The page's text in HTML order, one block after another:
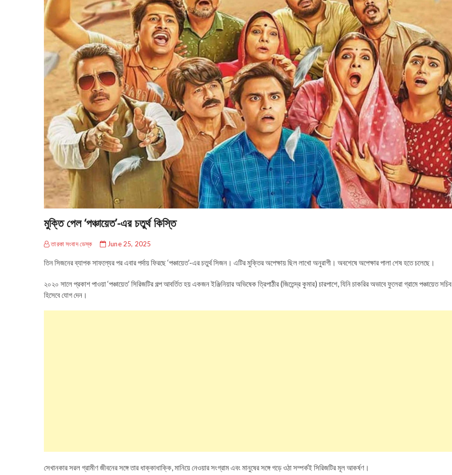
মুক্তি পেল ‘পঞ্চায়েত’-এর চতুর্থ কিস্তি
তারকা সংবাদ ডেস্ক June 25, 2025
তিন সিজনের ব্যাপক সাফল্যের পর এবার পর্দায় ফিরছে ‘পঞ্চায়েত’-এর চতুর্থ সিজন। এটির মুক্তির অপেক্ষায় ছিল লাখো অনুরাগী। অবশেষে অপেক্ষার পালা শেষ হতে চলেছে।
২০২০ সালে প্রকাশ পাওয়া ‘পঞ্চায়েত’ সিরিজটির গল্প আবর্তিত হয় একজন ইঞ্জিনিয়ার অভিষেক ত্রিপাঠীর (জিতেন্দ্র কুমার) চারপাশে, যিনি চাকরির অভাবে ফুলেরা গ্রামে পঞ্চায়েত সচিব
হিসেবে যোগ দেন।
সেখানকার সরল গ্রামীণ জীবনের সঙ্গে তার ধাক্কাধাক্কি, মানিয়ে নেওয়ার সংগ্রাম এবং মানুষের সঙ্গে গড়ে ওঠা সম্পর্কই সিরিজটির মূল আকর্ষণ।